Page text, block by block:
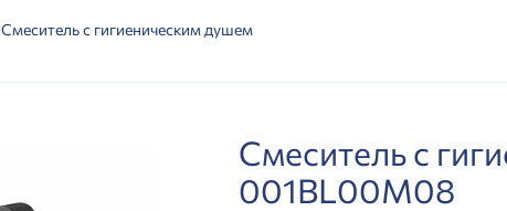
Смеситель с гигиеническим душем
Смеситель с
001BL00M08